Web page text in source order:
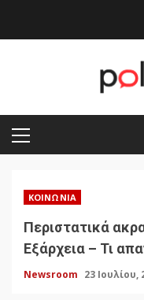
PRIMARY
MENU
ΚΟΙΝΩΝΊΑ
Περιστατικά
Εξάρχεια – Τι
Newsroom 23 Ιουλίου,